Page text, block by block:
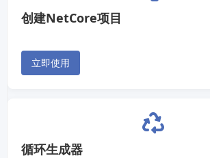
创建NetCore项目
立即使用
循环生成器